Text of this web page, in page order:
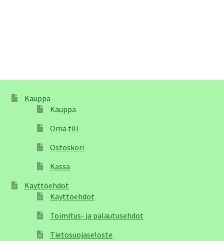
Kauppa
Kauppa
Oma tili
Ostoskori
Kassa
Käyttöehdot
Käyttöehdot
Toimitus- ja palautusehdot
Tietosuojaseloste